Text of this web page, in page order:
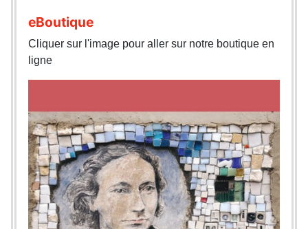
eBoutique
Cliquer sur l'image pour aller sur notre boutique en
ligne